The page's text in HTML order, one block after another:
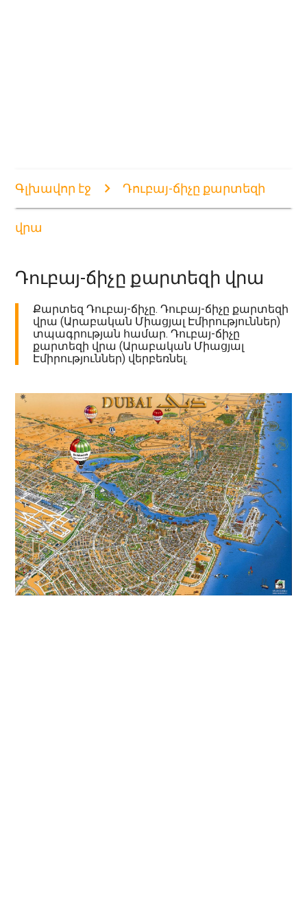
Գլխավոր էջ Դուբայ-ճիչը քարտեզի
վրա
Դուբայ-ճիչը քարտեզի վրա
Քարտեզ Դուբայ-ճիչը. Դուբայ-ճիչը քարտեզի
վրա (Արաբական Միացյալ Էմիրություններ)
տպագրության համար. Դուբայ-ճիչը
քարտեզի վրա (Արաբական Միացյալ
Էմիրություններ) վերբեռնել.